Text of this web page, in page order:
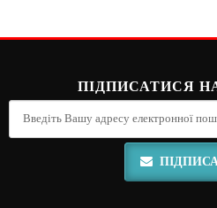
ПІДПИСАТИСЯ